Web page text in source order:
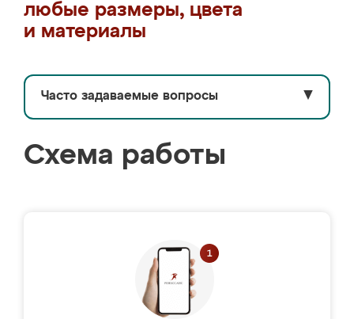
любые размеры, цвета
и материалы
Часто задаваемые вопросы ▼
Схема работы